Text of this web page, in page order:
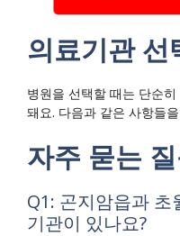
의료기관 선
병원을 선택할 때는 단순
돼요. 다음과 같은 사항들
자주 묻는
Q1: 곤지암읍과
기관이 있나요?